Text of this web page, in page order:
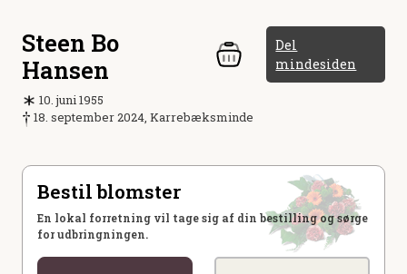
Steen Bo
Hansen
Del
mindesiden
10. juni 1955
18. september 2024, Karrebæksminde
Bestil blomster
En lokal forretning vil tage sig af din bestilling og sørge
for udbringningen.